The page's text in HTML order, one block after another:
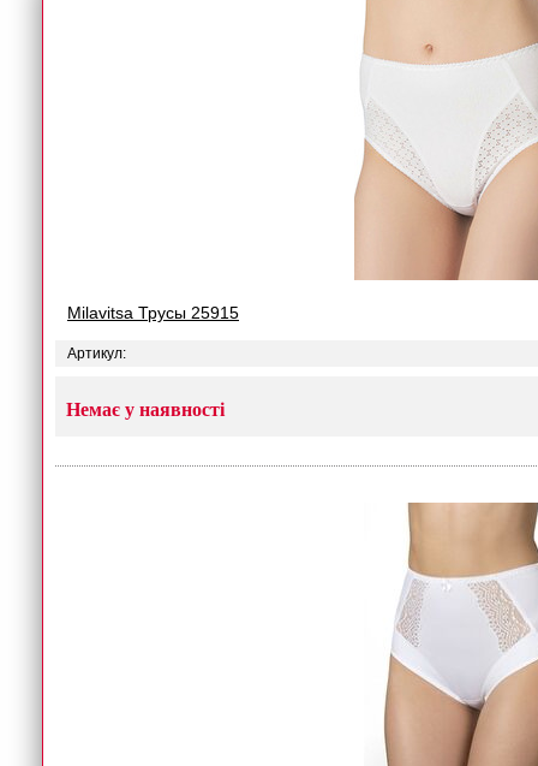
Milavitsa Трусы 25915
Артикул:
Немає у наявності